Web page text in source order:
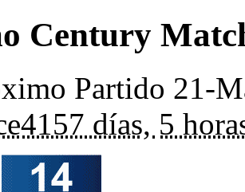
Century
Partido 21-
4157 días, 5